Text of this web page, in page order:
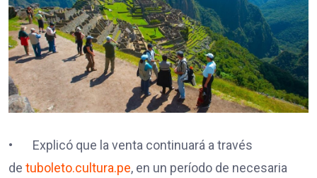
• Explicó que la venta continuará a través
de tuboleto.cultura.pe, en un período de necesaria